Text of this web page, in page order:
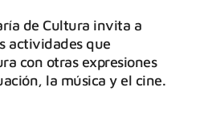
de Cultura invita a
actividades que
con otras expresiones
la música y el cine.